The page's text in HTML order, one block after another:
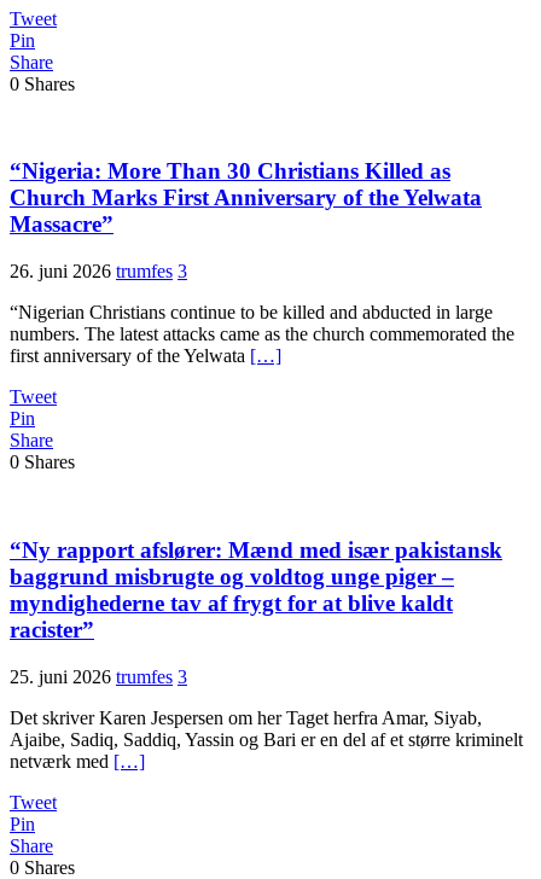
Tweet
Pin
Share
0 Shares
“Nigeria: More Than 30 Christians Killed as
Church Marks First Anniversary of the Yelwata
Massacre”
26. juni 2026 trumfes 3
“Nigerian Christians continue to be killed and abducted in large
numbers. The latest attacks came as the church commemorated the
first anniversary of the Yelwata […]
Tweet
Pin
Share
0 Shares
“Ny rapport afslører: Mænd med især pakistansk
baggrund misbrugte og voldtog unge piger –
myndighederne tav af frygt for at blive kaldt
racister”
25. juni 2026 trumfes 3
Det skriver Karen Jespersen om her Taget herfra Amar, Siyab,
Ajaibe, Sadiq, Saddiq, Yassin og Bari er en del af et større kriminelt
netværk med […]
Tweet
Pin
Share
0 Shares